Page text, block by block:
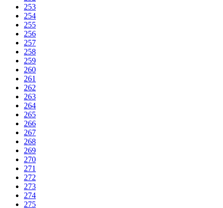
253
254
255
256
257
258
259
260
261
262
263
264
265
266
267
268
269
270
271
272
273
274
275